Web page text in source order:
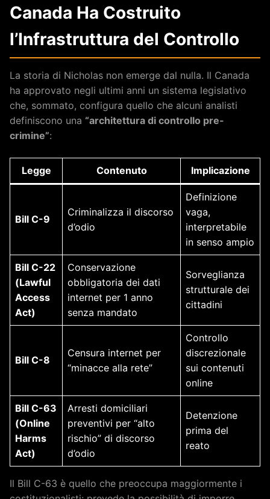
Canada Ha Costruito
l’Infrastruttura del Controllo
La storia di Nicholas non emerge dal nulla. Il Canada
ha approvato negli ultimi anni un sistema legislativo
che, sommato, configura quello che alcuni analisti
definiscono una “architettura di controllo pre-
crimine”:
Legge Contenuto Implicazione
Bill C-9
Criminalizza il discorso
d’odio
Definizione
vaga,
interpretabile
in senso ampio
Bill C-22
(Lawful
Access
Act)
Conservazione
obbligatoria dei dati
internet per 1 anno
senza mandato
Sorveglianza
strutturale dei
cittadini
Bill C-8
Censura internet per
“minacce alla rete”
Controllo
discrezionale
sui contenuti
online
Bill C-63
(Online
Harms
Act)
Arresti domiciliari
preventivi per “alto
rischio” di discorso
d’odio
Detenzione
prima del
reato
Il Bill C-63 è quello che preoccupa maggiormente i